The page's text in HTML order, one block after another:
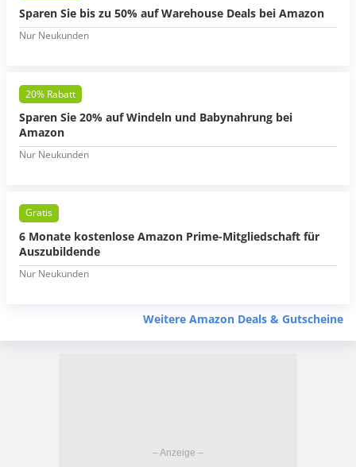
Sparen Sie bis zu 50% auf Warehouse Deals bei Amazon
Nur Neukunden
20% Rabatt
Sparen Sie 20% auf Windeln und Babynahrung bei
Amazon
Nur Neukunden
Gratis
6 Monate kostenlose Amazon Prime-Mitgliedschaft für
Auszubildende
Nur Neukunden
Weitere Amazon Deals & Gutscheine